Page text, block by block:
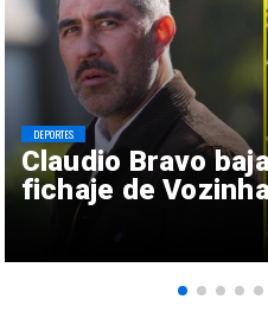
Claudio Bravo
fichaje de
DEPORTES